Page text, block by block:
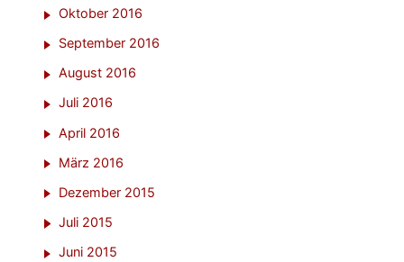
Oktober 2016
September 2016
August 2016
Juli 2016
April 2016
März 2016
Dezember 2015
Juli 2015
Juni 2015